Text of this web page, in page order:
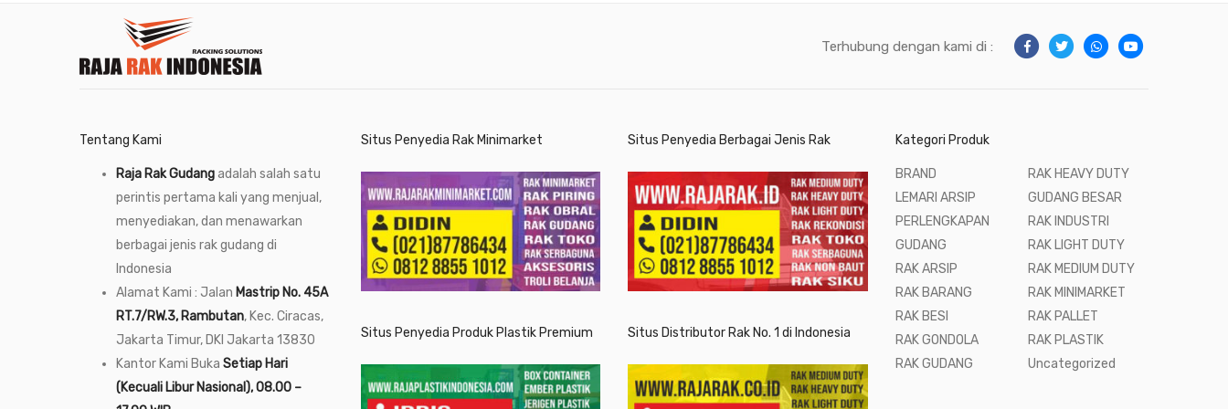
Terhubung dengan kami di :
Tentang Kami
Raja Rak Gudangadalah salah satu
perintis pertama kali yang menjual,
menyediakan, dan menawarkan
berbagai jenis rak gudang di
Indonesia
Alamat Kami : Jalan Mastrip No. 45A
RT.7/RW.3, Rambutan, Kec. Ciracas,
Jakarta Timur, DKI Jakarta 13830
Kantor Kami Buka Setiap Hari
(Kecuali Libur Nasional), 08.00 –
Situs Penyedia Rak Minimarket
Situs Penyedia Produk Plastik Premium
Situs Penyedia Berbagai Jenis Rak
Situs Distributor Rak No. 1 di Indonesia
Kategori Produk
BRAND
LEMARI ARSIP
PERLENGKAPAN
GUDANG
RAK ARSIP
RAK BARANG
RAK BESI
RAK GONDOLA
RAK GUDANG
RAK HEAVY DUTY
GUDANG BESAR
RAK INDUSTRI
RAK LIGHT DUTY
RAK MEDIUM DUTY
RAK MINIMARKET
RAK PALLET
RAK PLASTIK
Uncategorized